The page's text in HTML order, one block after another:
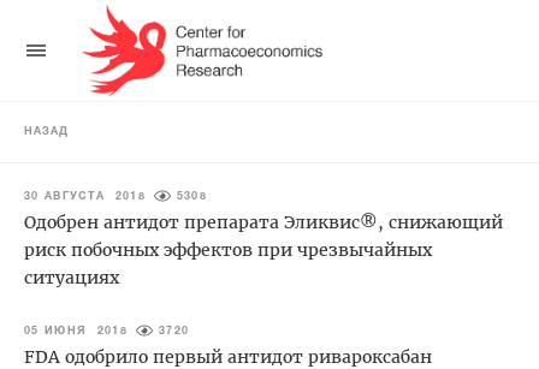
НАЗАД
30 АВГУСТА 2018 5308
Одобрен антидот препарата Эликвис®, снижающий
риск побочных эффектов при чрезвычайных
ситуациях
05 ИЮНЯ 2018 3720
FDA одобрило первый антидот ривароксабан